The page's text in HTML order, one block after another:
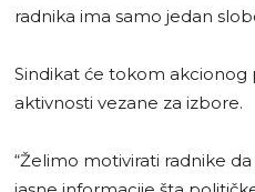
radnika ima samo jedan
Sindikat će tokom
aktivnosti vezane za izbore.
“Želimo motivirati radnike